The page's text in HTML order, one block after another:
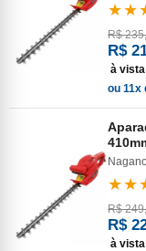
R$
R$
à vista
ou 11x
R$
R$
à vista